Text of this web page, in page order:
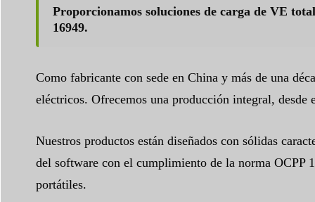
Proporcionamos soluciones de carga de VE
16949.
Como fabricante con sede en China y más de una
eléctricos. Ofrecemos una producción integral,
Nuestros productos están diseñados con sólidas
del software con el cumplimiento de la norma OCPP
portátiles.